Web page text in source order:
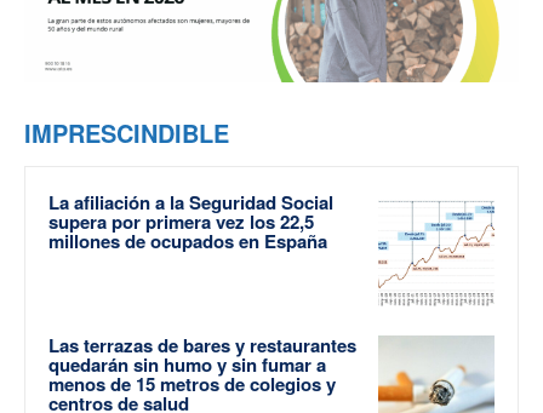
IMPRESCINDIBLE
La afiliación a la Seguridad Social
supera por primera vez los 22,5
millones de ocupados en España
Las terrazas de bares y restaurantes
quedarán sin humo y sin fumar a
menos de 15 metros de colegios y
centros de salud